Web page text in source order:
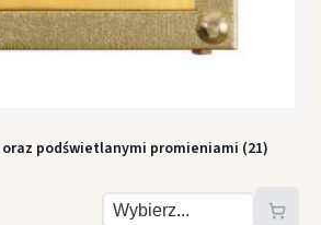
oraz podświetlanymi promieniami (21)